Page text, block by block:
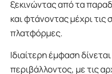
ξεκινώντας από τα
και φτάνοντας μέχρι
πλατφόρμες.
Ιδιαίτερη έμφαση
περιβάλλοντος, με τις